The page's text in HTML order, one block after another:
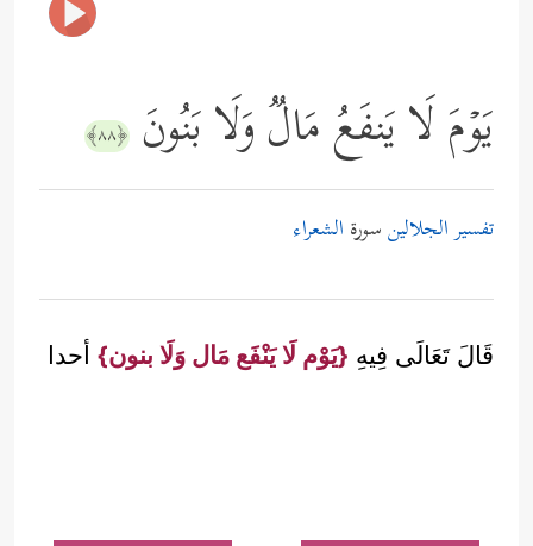
یَوۡمَ لَا یَنفَعُ مَالࣱ وَلَا بَنُونَ ﴿٨٨﴾
تفسير الجلالينسورة الشعراء
قَالَ تَعَالَى فِيهِ {يَوْم لَا يَنْفَع مَال وَلَا بنون} أحدا